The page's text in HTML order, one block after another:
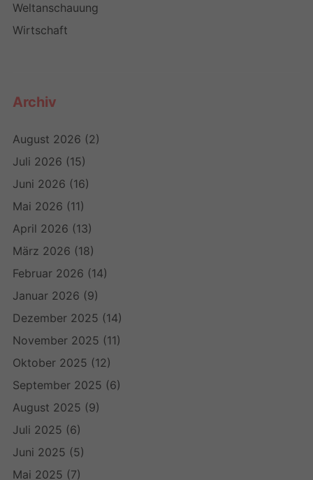
Weltanschauung
Wirtschaft
Archiv
August 2026 (2)
Juli 2026 (15)
Juni 2026 (16)
Mai 2026 (11)
April 2026 (13)
März 2026 (18)
Februar 2026 (14)
Januar 2026 (9)
Dezember 2025 (14)
November 2025 (11)
Oktober 2025 (12)
September 2025 (6)
August 2025 (9)
Juli 2025 (6)
Juni 2025 (5)
Mai 2025 (7)